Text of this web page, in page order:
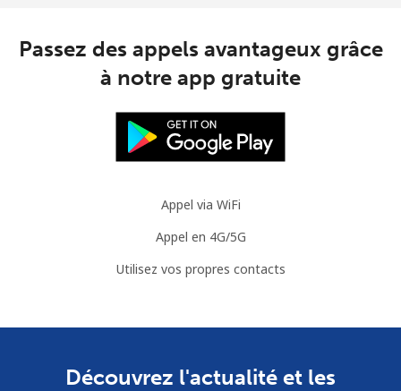
Passez des appels avantageux grâce
à notre app gratuite
Appel via WiFi
Appel en 4G/5G
Utilisez vos propres contacts
Découvrez l'actualité et les